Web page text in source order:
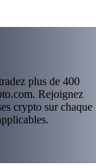
plus de 400
Rejoignez
crypto sur chaque